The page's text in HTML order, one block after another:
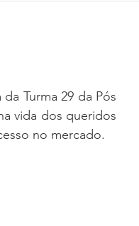
Turma 29 da Pós
vida dos queridos
no mercado.